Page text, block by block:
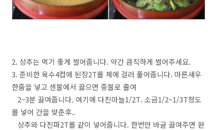
2. 상추는 먹기 좋게 썰어줍니다. 약간 큼직하게 썰어주세요.
3. 준비한 육수4컵에 된장2T를 체에 걸러 풀어줍니다. 마른새우
한줌을 넣고 센불에서 끓으면 중불로 줄여
2~3분 끓여줍니다. 여기에 다진마늘1/2T. 소금1/2~1/3T정도
를 넣어 간을 맞춘후..
상추와 다진파2T를 같이 넣어줍니다. 한번만 바글 끓여주면 완